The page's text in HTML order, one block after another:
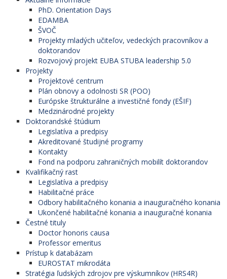
PhD. Orientation Days
EDAMBA
ŠVOČ
Projekty mladých učiteľov, vedeckých pracovníkov a
doktorandov
Rozvojový projekt EUBA STUBA leadership 5.0
Projekty
Projektové centrum
Plán obnovy a odolnosti SR (POO)
Európske štrukturálne a investičné fondy (EŠIF)
Medzinárodné projekty
Doktorandské štúdium
Legislatíva a predpisy
Akreditované študijné programy
Kontakty
Fond na podporu zahraničných mobilít doktorandov
Kvalifikačný rast
Legislatíva a predpisy
Habilitačné práce
Odbory habilitačného konania a inauguračného konania
Ukončené habilitačné konania a inauguračné konania
Čestné tituly
Doctor honoris causa
Professor emeritus
Prístup k databázam
EUROSTAT mikrodáta
Stratégia ľudských zdrojov pre výskumníkov (HRS4R)